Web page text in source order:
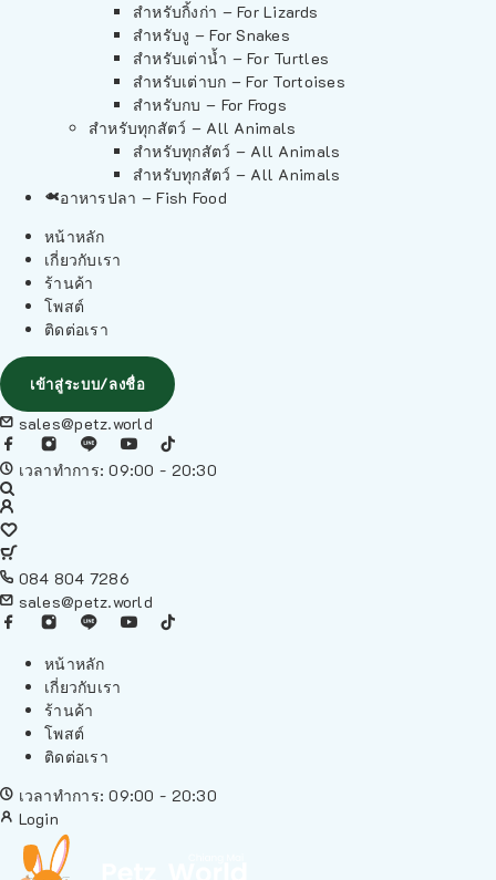
สำหรับกิ้งก่า – For Lizards
สำหรับงู – For Snakes
สำหรับเต่าน้ำ – For Turtles
สำหรับเต่าบก – For Tortoises
สำหรับกบ – For Frogs
สำหรับทุกสัตว์ – All Animals
สำหรับทุกสัตว์ – All Animals
สำหรับทุกสัตว์ – All Animals
อาหารปลา – Fish Food
หน้าหลัก
เกี่ยวกับเรา
ร้านค้า
โพสต์
ติดต่อเรา
เข้าสู่ระบบ/ลงชื่อ
sales@petz.world
เวลาทำการ: 09:00 - 20:30
084 804 7286
sales@petz.world
หน้าหลัก
เกี่ยวกับเรา
ร้านค้า
โพสต์
ติดต่อเรา
เวลาทำการ: 09:00 - 20:30
Login